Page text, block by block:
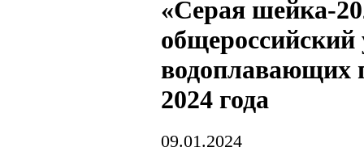
«Серая шейка-
водоплавающих
2024 года
09.01.2024